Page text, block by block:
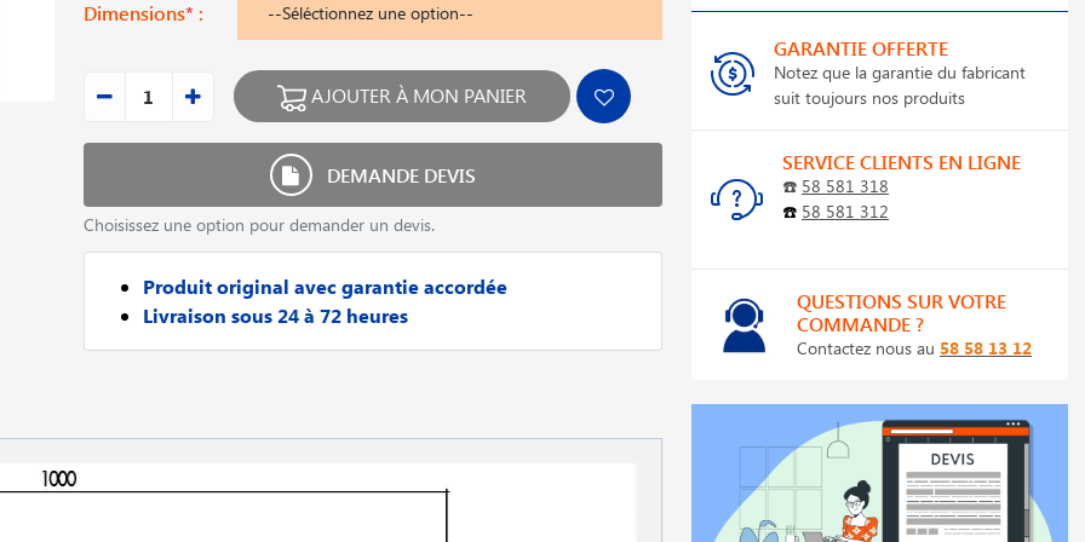
Dimensions*:
AJOUTER À MON PANIER
DEMANDE DEVIS
Choisissez une option pour demander un devis.
Produit original avec garantie accordée
Livraison sous 24 à 72 heures
GARANTIE OFFERTE
Notez que la garantie du fabricant
suit toujours nos produits
SERVICE CLIENTS EN LIGNE
☎️ 58 581 318
☎️ 58 581 312
QUESTIONS SUR VOTRE
COMMANDE ?
Contactez nous au 58 58 13 12